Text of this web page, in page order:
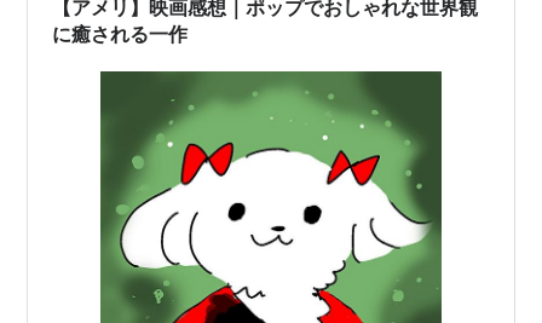
【アメリ】映画感想｜ポップでおしゃれな世界観
に癒される一作